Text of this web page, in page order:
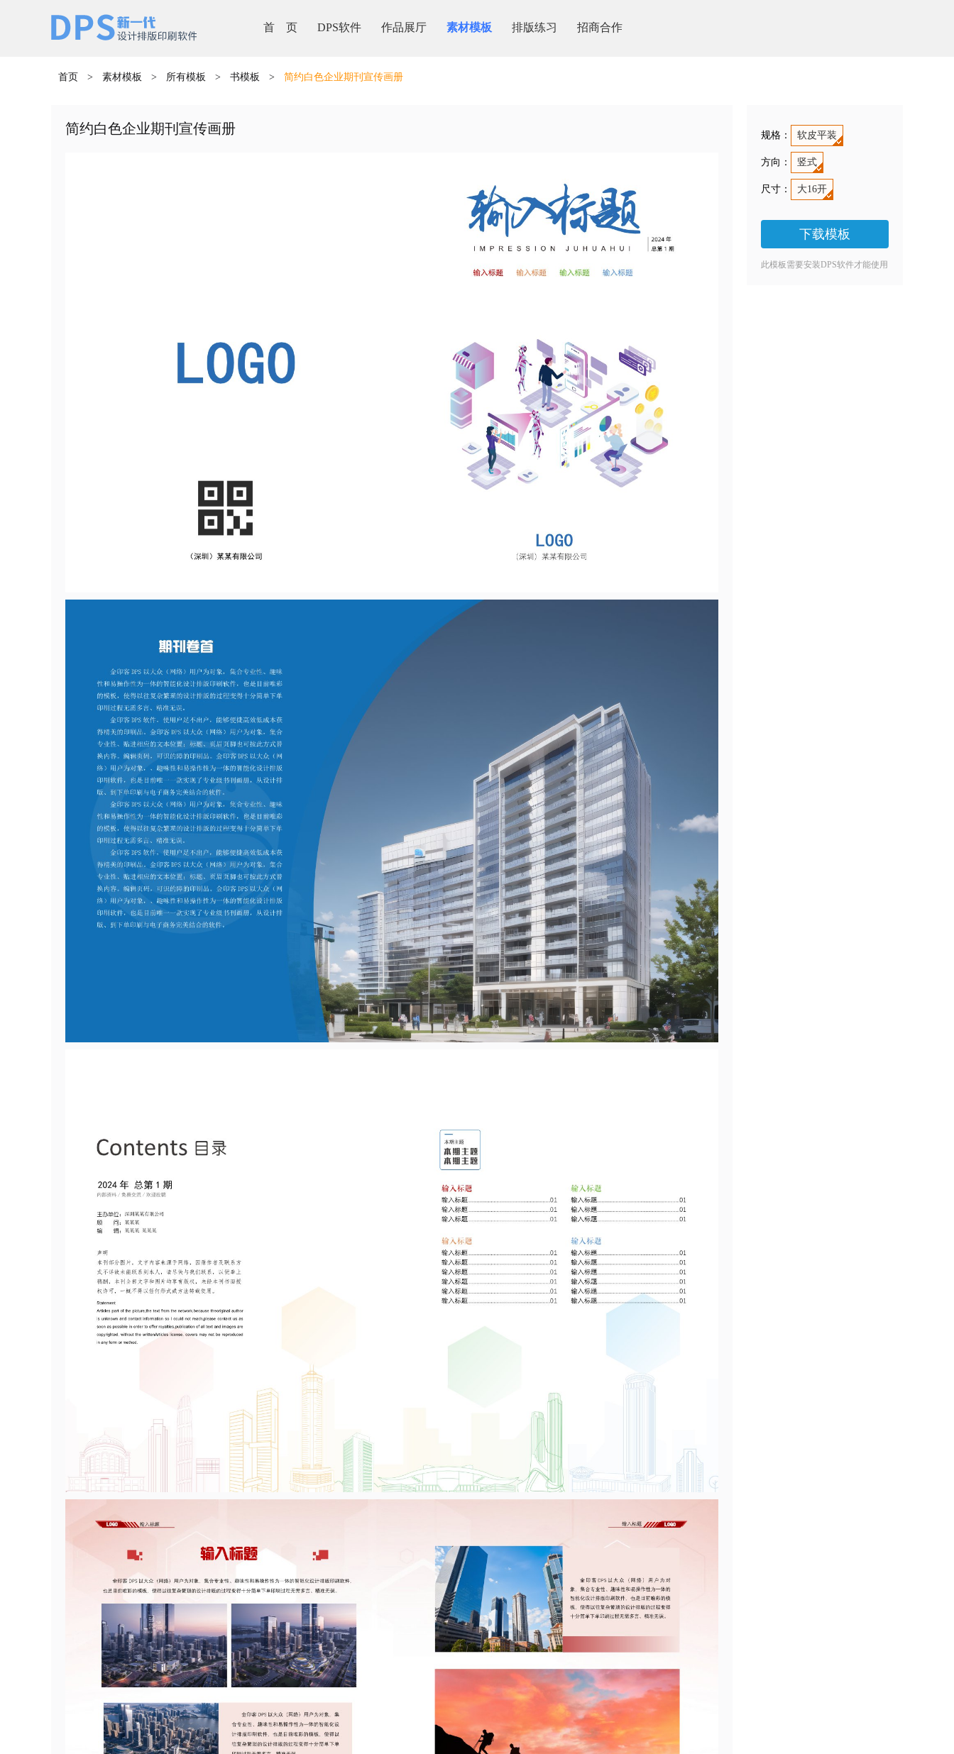
首 页 DPS软件 作品展厅 素材模板 排版练习 招商合作
首页 > 素材模板 > 所有模板 > 书模板 > 简约白色企业期刊宣传画册
简约白色企业期刊宣传画册 规格： 软皮平装
方向： 竖式
尺寸： 大16开
下载模板
此模板需要安装DPS软件才能使用